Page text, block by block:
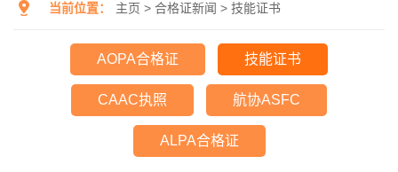
当前位置： 主页 > 合格证新闻 > 技能证书
AOPA合格证 技能证书
CAAC执照 航协ASFC
ALPA合格证